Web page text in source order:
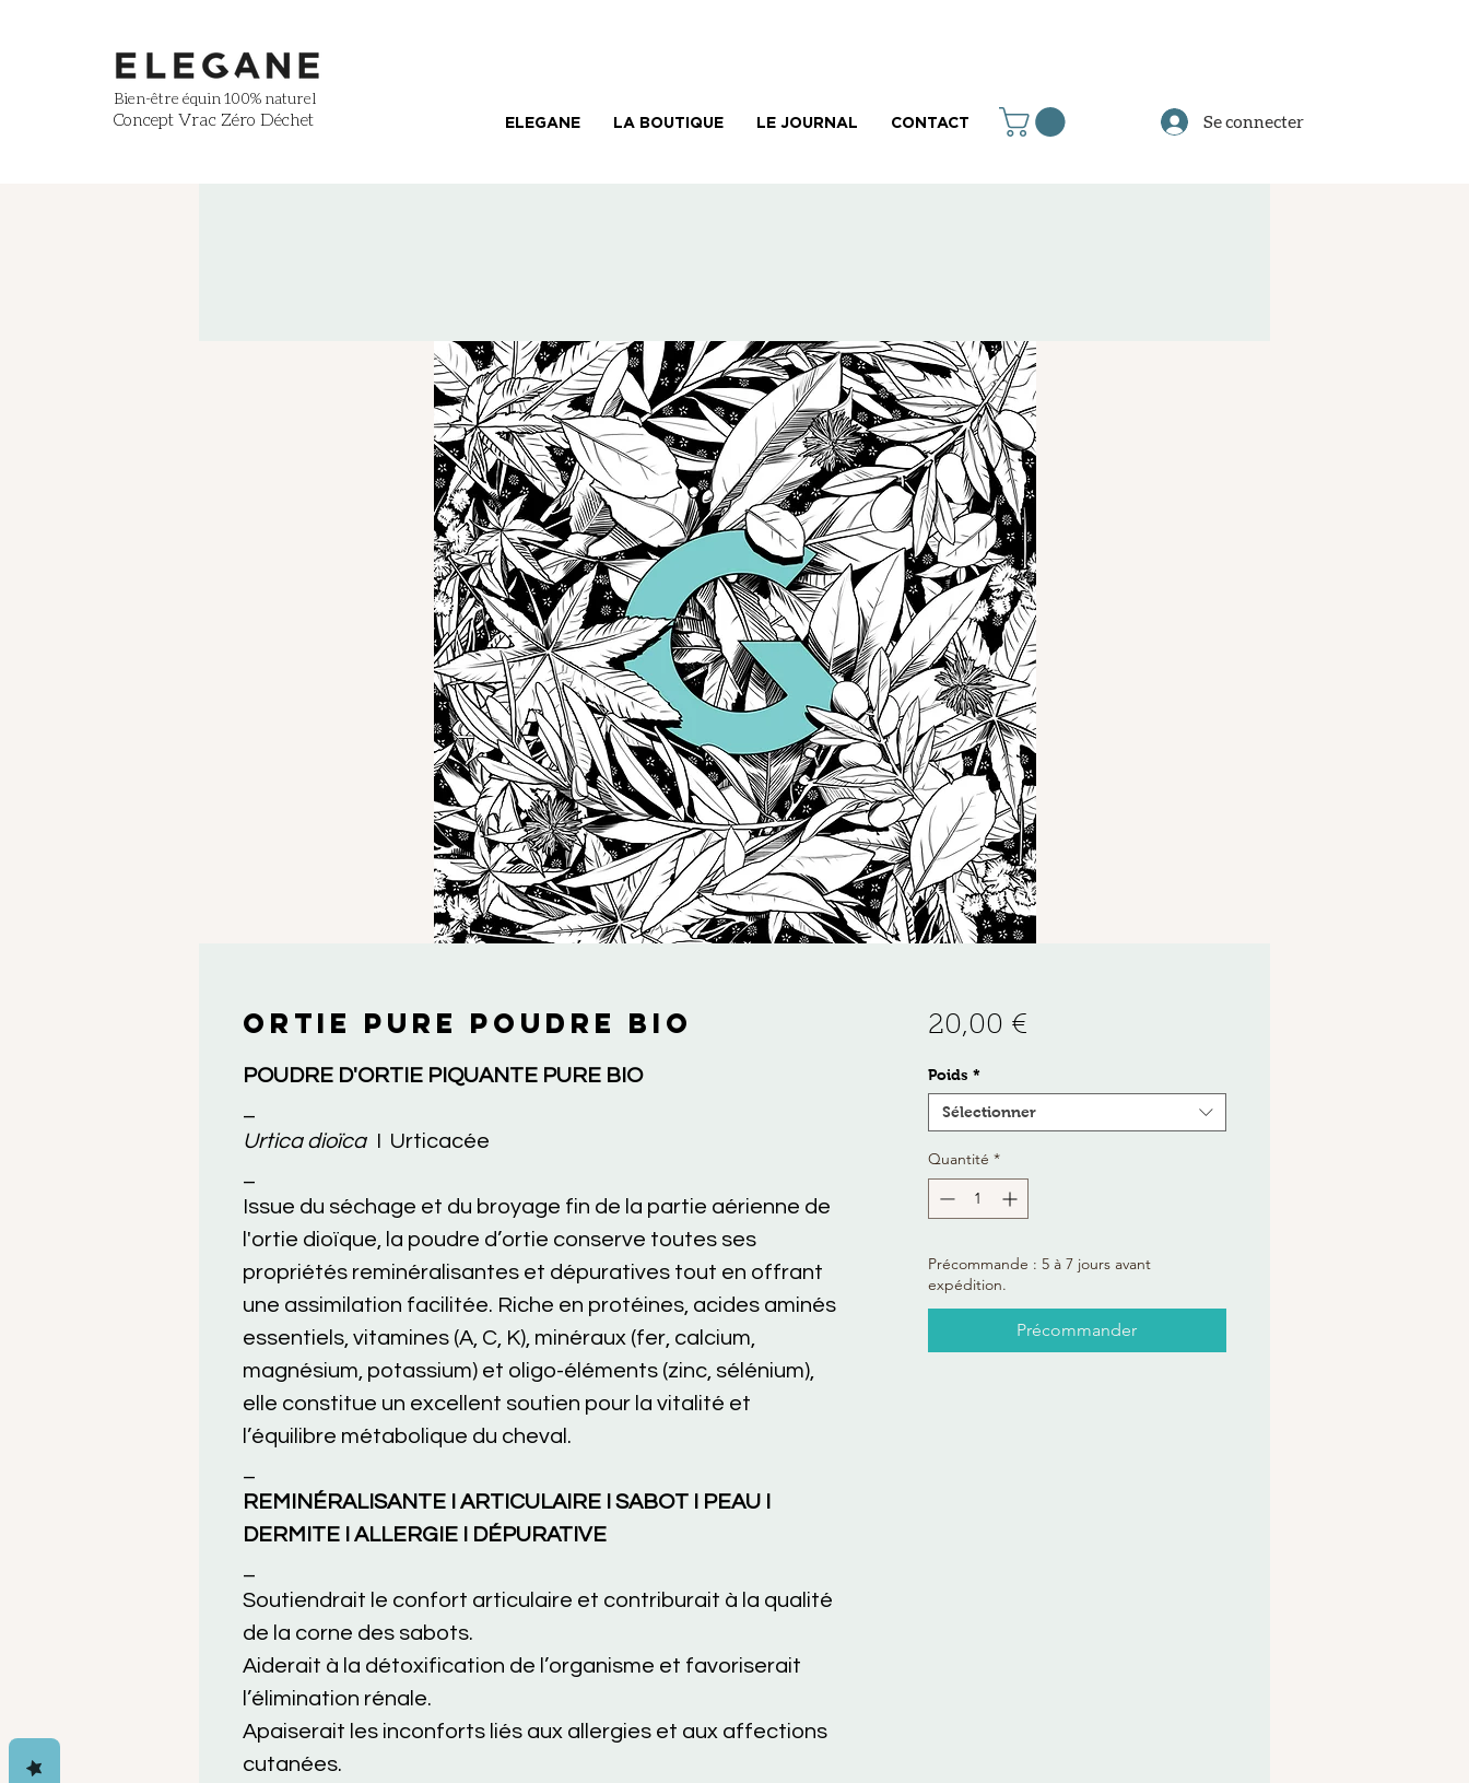
Bien-être équin 100% naturel
Concept Vrac Zéro Déchet ELEGANE LA BOUTIQUE LE JOURNAL CONTACT Se connecter
ORTIE PURE poudre BIO
POUDRE D'ORTIE PIQUANTE PURE BIO
Urtica dioïca
I Urticacée
Issue du séchage et du broyage fin de la partie aérienne de
l'ortie dioïque, la poudre d’ortie conserve toutes ses
propriétés reminéralisantes et dépuratives tout en offrant
une assimilation facilitée. Riche en protéines, acides aminés
essentiels, vitamines (A, C, K), minéraux (fer, calcium,
magnésium, potassium) et oligo-éléments (zinc, sélénium),
elle constitue un excellent soutien pour la vitalité et
l’équilibre métabolique du cheval.
REMINÉRALISANTE I ARTICULAIRE I SABOT I PEAU I
DERMITE I ALLERGIE I DÉPURATIVE
Soutiendrait le confort articulaire et contriburait à la qualité
de la corne des sabots.
Aiderait à la détoxification de l’organisme et favoriserait
l’élimination rénale.
Apaiserait les inconforts liés aux allergies et aux affections
cutanées.
20,00 €Prix
Poids *
Sélectionner
Quantité *
Précommande : 5 à 7 jours avant
expédition.
Précommander